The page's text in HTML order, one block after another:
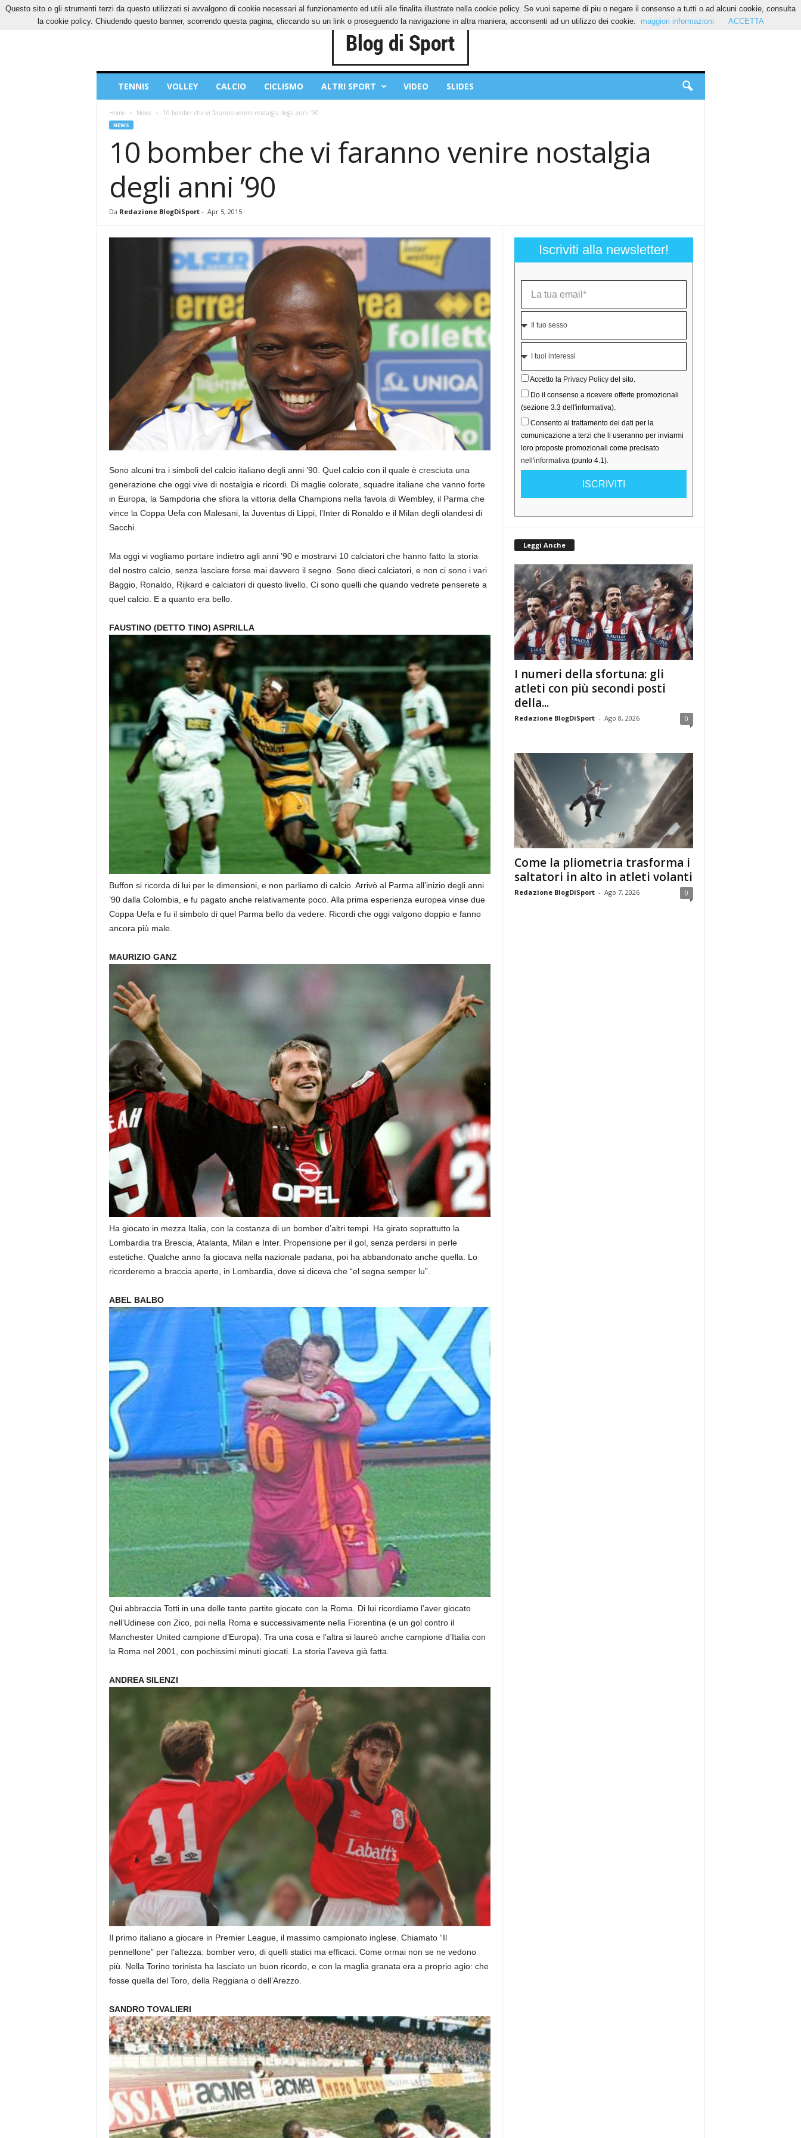
SABATO, 8 AGOSTO 2026 CONTATTI COOKIES PRIVACY POLICY
Sport
TENNIS VOLLEY CALCIO CICLISMO ALTRI SPORT VIDEO SLIDES
Home News 10 bomber che vi faranno venire nostalgia degli anni ’90
NEWS
10 bomber che vi faranno venire nostalgia
degli anni ’90
Da Redazione BlogDiSport- Apr 5, 2015
Sono alcuni tra i simboli del calcio italiano degli anni ’90. Quel calcio con il quale è cresciuta una
generazione che oggi vive di nostalgia e ricordi. Di maglie colorate, squadre italiane che vanno forte
in Europa, la Sampdoria che sfiora la vittoria della Champions nella favola di Wembley, il Parma che
vince la Coppa Uefa con Malesani, la Juventus di Lippi, l’Inter di Ronaldo e il Milan degli olandesi di
Sacchi.
Ma oggi vi vogliamo portare indietro agli anni ’90 e mostrarvi 10 calciatori che hanno fatto la storia
del nostro calcio, senza lasciare forse mai davvero il segno. Sono dieci calciatori, e non ci sono i vari
Baggio, Ronaldo, Rijkard e calciatori di questo livello. Ci sono quelli che quando vedrete penserete a
quel calcio. E a quanto era bello.
FAUSTINO (DETTO TINO) ASPRILLA
Buffon si ricorda di lui per le dimensioni, e non parliamo di calcio. Arrivò al Parma all’inizio degli anni
’90 dalla Colombia, e fu pagato anche relativamente poco. Alla prima esperienza europea vinse due
Coppa Uefa e fu il simbolo di quel Parma bello da vedere. Ricordi che oggi valgono doppio e fanno
ancora più male.
MAURIZIO GANZ
Ha giocato in mezza Italia, con la costanza di un bomber d’altri tempi. Ha girato soprattutto la
Lombardia tra Brescia, Atalanta, Milan e Inter. Propensione per il gol, senza perdersi in perle
estetiche. Qualche anno fa giocava nella nazionale padana, poi ha abbandonato anche quella. Lo
ricorderemo a braccia aperte, in Lombardia, dove si diceva che “el segna semper lu”.
ABEL BALBO
Qui abbraccia Totti in una delle tante partite giocate con la Roma. Di lui ricordiamo l’aver giocato
nell’Udinese con Zico, poi nella Roma e successivamente nella Fiorentina (e un gol contro il
Manchester United campione d’Europa). Tra una cosa e l’altra si laureò anche campione d’Italia con
la Roma nel 2001, con pochissimi minuti giocati. La storia l’aveva già fatta.
ANDREA SILENZI
Il primo italiano a giocare in Premier League, il massimo campionato inglese. Chiamato “Il
pennellone” per l’altezza: bomber vero, di quelli statici ma efficaci. Come ormai non se ne vedono
più. Nella Torino torinista ha lasciato un buon ricordo, e con la maglia granata era a proprio agio: che
fosse quella del Toro, della Reggiana o dell’Arezzo.
SANDRO TOVALIERI
Iscriviti alla newsletter!
Accetto la Privacy Policydel sito.
Do il consenso a ricevere offerte promozionali
(sezione 3.3 dell'informativa).
Consento al trattamento dei dati per la
comunicazione a terzi che li useranno per inviarmi
loro proposte promozionali come precisato
nell'informativa(punto 4.1).
ISCRIVITI
Leggi Anche
I numeri della sfortuna: gli
atleti con più secondi posti
della...
Redazione BlogDiSport - Ago 8, 2026 0
Come la pliometria trasforma i
saltatori in alto in atleti volanti
Redazione BlogDiSport - Ago 7, 2026 0
Questo sito o gli strumenti terzi da questo utilizzati si avvalgono di cookie necessari al funzionamento ed utili alle finalita illustrate nella cookie policy. Se vuoi saperne di piu o negare il consenso a tutti o ad alcuni cookie, consulta
la cookie policy. Chiudendo questo banner, scorrendo questa pagina, cliccando su un link o proseguendo la navigazione in altra maniera, acconsenti ad un utilizzo dei cookie.
maggiori informazioni ACCETTA